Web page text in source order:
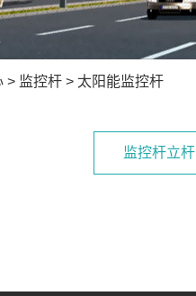
> 监控杆 > 太阳能监控杆
监控杆立杆